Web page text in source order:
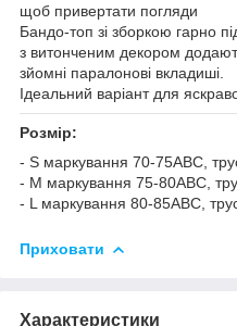
щоб привертати погляди
Бандо-топ зі зборкою гарно
з витонченим декором
зйомні паралонові вкладиші.
Ідеальний варіант для
Розмір:
- S маркування 70-75АВС,
- M маркування 75-80АВС,
- L маркування 80-85АBC,
Приховати
Характеристики